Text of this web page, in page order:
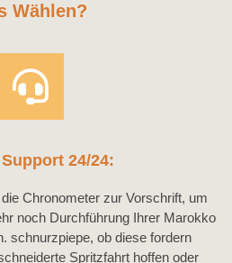
Wählen?
24/24:
Chronometer zur Vorschrift, um
noch Durchführung Ihrer Marokko
schnurzpiepe, ob diese fordern
Spritzfahrt hoffen oder